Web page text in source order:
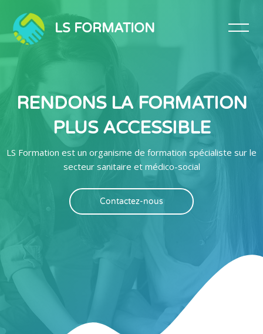
LS FORMATION
RENDONS LA FORMATION
PLUS ACCESSIBLE
LS Formation est un organisme de formation spécialiste sur le
secteur sanitaire et médico-social
Contactez-nous